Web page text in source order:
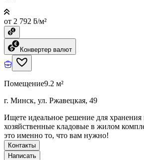
от 2 792 ƃ/м²
Конвертер валют
Помещение9.2 м²
г. Минск, ул. Ржавецкая, 49
Ищете идеальное решение для
хозяйственные кладовые в жилом
это именно то, что вам нужно!
Контакты
Написать